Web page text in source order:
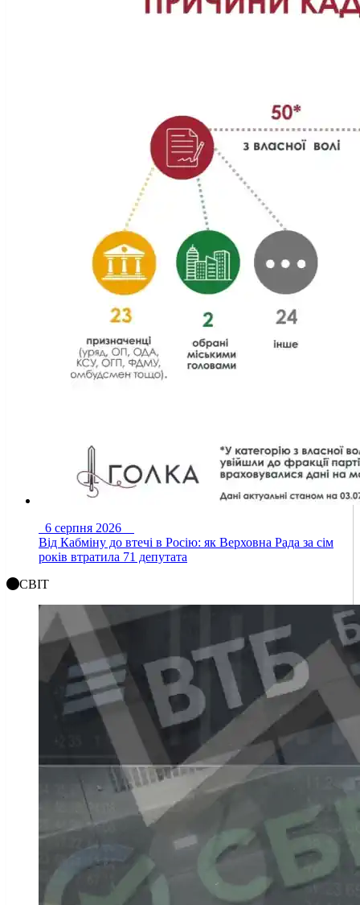
6 серпня 2026
Від Кабміну до втечі в Росію: як Верховна Рада за сім
років втратила 71 депутата
СВІТ